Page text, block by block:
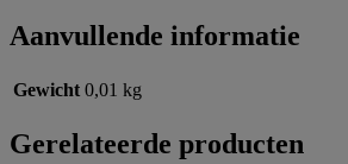
Aanvullende informatie
Gewicht 0,01 kg
Gerelateerde producten